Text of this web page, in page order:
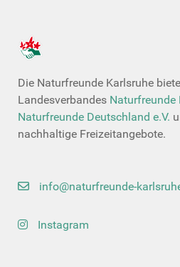
Die Naturfreunde Karlsruhe
Landesverbandes Naturfreunde
Naturfreunde Deutschland e.V.
nachhaltige Freizeitangebote.
info@naturfreunde-
Instagram